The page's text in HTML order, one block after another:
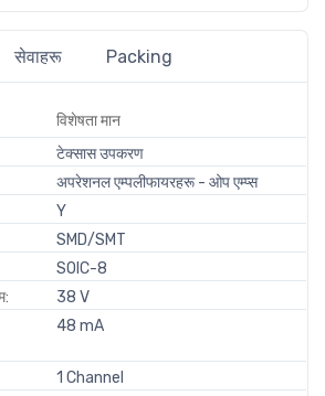
सेवाहरू Packing
विशेषता मान
टेक्सास उपकरण
अपरेशनल एम्पलीफायरहरू - ओप एम्प्स
Y
SMD/SMT
SOIC-8
38 V
48 mA
1 Channel